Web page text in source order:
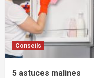
Conseils
5 astuces malines